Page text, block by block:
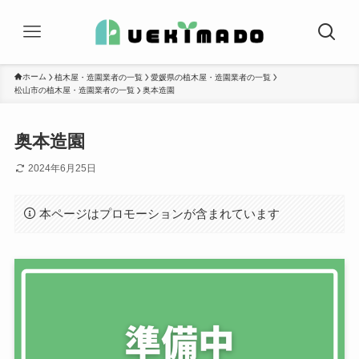
ホーム 植木屋・造園業者の一覧
愛媛県の植木屋・造園業者の一覧
松山市の植木屋・造園業者の一覧
奥本造園
奥本造園
2024年6月25日
本ページはプロモーションが含まれています